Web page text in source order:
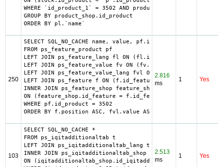
WHERE `id_product_1` = 3502 AND
GROUP BY product_shop.id_product
ORDER BY pl.`name`
250
SELECT SQL_NO_CACHE name, value, pf.id_feature,
FROM ps_feature_product pf
LEFT JOIN ps_feature_lang fl ON (fl.id_feature =
LEFT JOIN ps_feature_value fv ON (fv.id_feature_value =
LEFT JOIN ps_feature_value_lang fvl ON
LEFT JOIN ps_feature f ON (f.id_feature = pf.id_feature
INNER JOIN ps_feature_shop feature_shop
ON (feature_shop.id_feature = f.id_feature AND
WHERE pf.id_product = 3502
ORDER BY f.position ASC, fvl.value ASC
2.816
ms
1 Yes
103
SELECT SQL_NO_CACHE *
FROM ps_iqitadditionaltab t
LEFT JOIN ps_iqitadditionaltab_lang tl ON
INNER JOIN ps_iqitadditionaltab_shop
ON (iqitadditionaltab_shop.id_iqitadditionaltab =
2.513
ms
1 Yes